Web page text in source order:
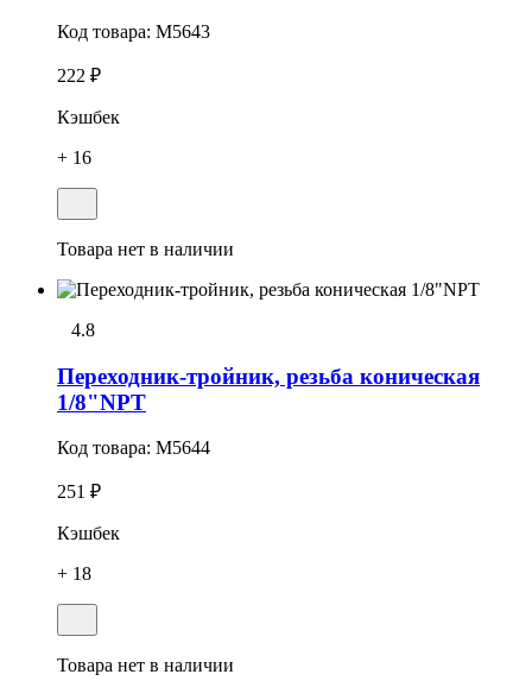
Код товара: M5643
222 ₽
Кэшбек
+ 16
Товара нет в наличии
4.8
Переходник-тройник, резьба коническая
1/8"NPT
Код товара: M5644
251 ₽
Кэшбек
+ 18
Товара нет в наличии